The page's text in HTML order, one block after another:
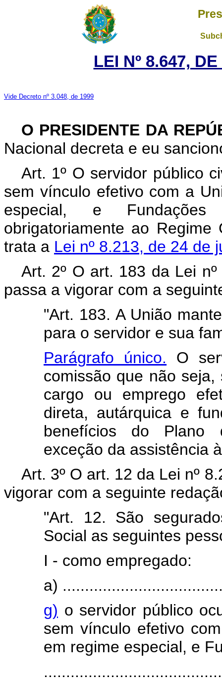
LEI Nº 8.647,
Vide Decreto nº 3.048, de 1999
O PRESIDENTE DA
Nacional decreta e eu
Art. 1º O servidor público
sem vínculo efetivo com a
especial, e Fundações
obrigatoriamente ao
trata a Lei nº 8.213, de 24 de
Art. 2º O art. 183 da Lei
passa a vigorar com a
"Art. 183. A União
para o servidor e sua
Parágrafo único. O
comissão que não
cargo ou emprego
direta, autárquica e
benefícios do Plano
exceção da assistência
Art. 3º O art. 12 da Lei nº
vigorar com a seguinte
"Art. 12. São
Social as seguintes
I - como empregado:
a)
g) o servidor público
sem vínculo efetivo
em regime especial, e